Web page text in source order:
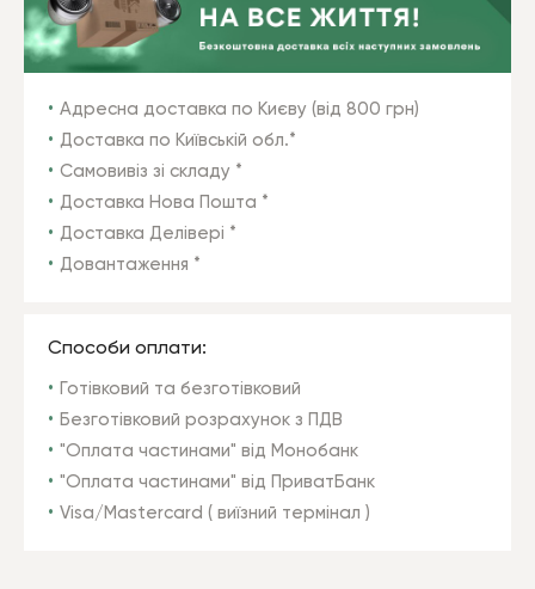
Адресна доставка по Києву (від 800 грн)
Доставка по Київській обл.*
Самовивіз зі складу *
Доставка Нова Пошта *
Доставка Делівері *
Довантаження *
Способи оплати:
Готівковий та безготівковий
Безготівковий розрахунок з ПДВ
"Оплата частинами" від Монобанк
"Оплата частинами" від ПриватБанк
Visa/Mastercard ( виїзний термінал )